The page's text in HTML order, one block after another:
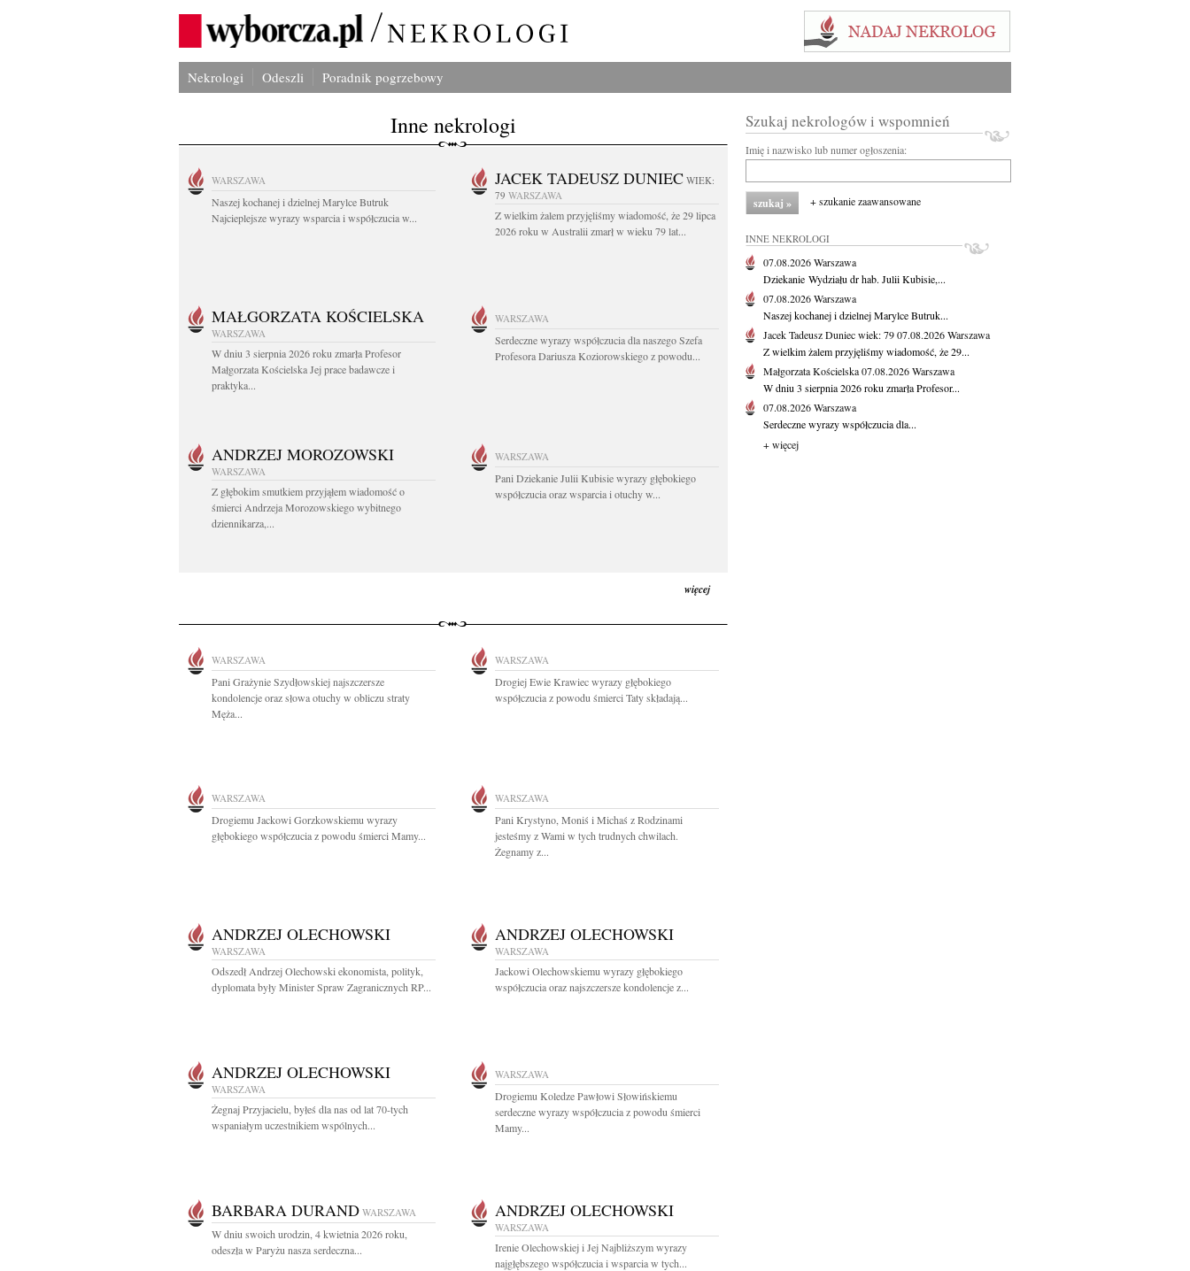
Nekrologi Odeszli Poradnik pogrzebowy
Inne nekrologi
WARSZAWA
Naszej kochanej i dzielnej Marylce Butruk
Najcieplejsze wyrazy wsparcia i współczucia w...
JACEK TADEUSZ DUNIEC WIEK:
79 WARSZAWA
Z wielkim żalem przyjęliśmy wiadomość, że 29 lipca
2026 roku w Australii zmarł w wieku 79 lat...
MAŁGORZATA KOŚCIELSKA
WARSZAWA
W dniu 3 sierpnia 2026 roku zmarła Profesor
Małgorzata Kościelska Jej prace badawcze i
praktyka...
WARSZAWA
Serdeczne wyrazy współczucia dla naszego Szefa
Profesora Dariusza Koziorowskiego z powodu...
ANDRZEJ MOROZOWSKI
WARSZAWA
Z głębokim smutkiem przyjąłem wiadomość o
śmierci Andrzeja Morozowskiego wybitnego
dziennikarza,...
WARSZAWA
Pani Dziekanie Julii Kubisie wyrazy głębokiego
współczucia oraz wsparcia i otuchy w...
więcej
WARSZAWA
Pani Grażynie Szydłowskiej najszczersze
kondolencje oraz słowa otuchy w obliczu straty
Męża...
WARSZAWA
Drogiej Ewie Krawiec wyrazy głębokiego
współczucia z powodu śmierci Taty składają...
WARSZAWA
Drogiemu Jackowi Gorzkowskiemu wyrazy
głębokiego współczucia z powodu śmierci Mamy...
WARSZAWA
Pani Krystyno, Moniś i Michaś z Rodzinami
jesteśmy z Wami w tych trudnych chwilach.
Żegnamy z...
ANDRZEJ OLECHOWSKI
WARSZAWA
Odszedł Andrzej Olechowski ekonomista, polityk,
dyplomata były Minister Spraw Zagranicznych RP...
ANDRZEJ OLECHOWSKI
WARSZAWA
Jackowi Olechowskiemu wyrazy głębokiego
współczucia oraz najszczersze kondolencje z...
ANDRZEJ OLECHOWSKI
WARSZAWA
Żegnaj Przyjacielu, byłeś dla nas od lat 70-tych
wspaniałym uczestnikiem wspólnych...
WARSZAWA
Drogiemu Koledze Pawłowi Słowińskiemu
serdeczne wyrazy współczucia z powodu śmierci
Mamy...
BARBARA DURAND WARSZAWA
W dniu swoich urodzin, 4 kwietnia 2026 roku,
odeszła w Paryżu nasza serdeczna...
ANDRZEJ OLECHOWSKI
WARSZAWA
Irenie Olechowskiej i Jej Najbliższym wyrazy
najgłębszego współczucia i wsparcia w tych...
Szukaj nekrologów i wspomnień
Imię i nazwisko lub numer ogłoszenia:
+ szukanie zaawansowane
INNE NEKROLOGI
07.08.2026Warszawa
Dziekanie Wydziału dr hab. Julii Kubisie,...
07.08.2026Warszawa
Naszej kochanej i dzielnej Marylce Butruk...
Jacek Tadeusz Duniecwiek: 7907.08.2026Warszawa
Z wielkim żalem przyjęliśmy wiadomość, że 29...
Małgorzata Kościelska07.08.2026Warszawa
W dniu 3 sierpnia 2026 roku zmarła Profesor...
07.08.2026Warszawa
Serdeczne wyrazy współczucia dla...
+ więcej